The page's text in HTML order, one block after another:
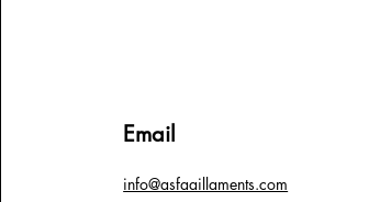
Email
info@asfaaillaments.com